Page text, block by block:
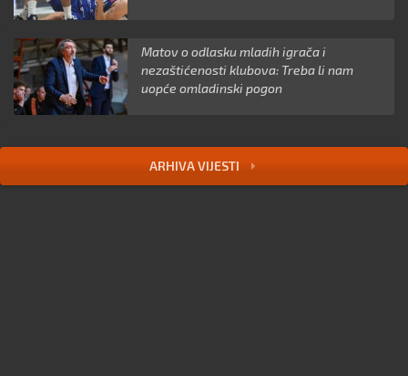
Matov o odlasku mladih igrača i
nezaštićenosti klubova: Treba li nam
uopće omladinski pogon
ARHIVA VIJESTI